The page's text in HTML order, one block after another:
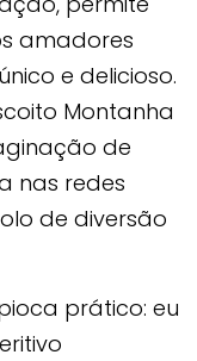
amadores
e delicioso.
Montanha
de
nas redes
de diversão
prático: eu